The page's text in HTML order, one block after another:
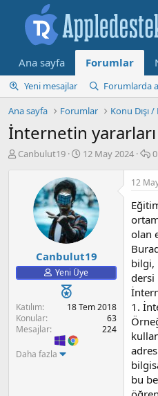
Ana sayfa Forumlar
Yeni mesajlar
Forumlarda
Ana sayfa
Forumlar Konu Dışı
İnternetin yararları
K
ş
l
t
a
n
Canbulut19
B
l
a
n
g
ı
ç
t
a
i
12 May 2024
M
s
a
j
0
Canbulut19
Yeni Üye
Katılım
18 Tem 2018
Konular
63
Mesajlar
224
Daha fazla
12
olan
bilgi,
dersi
1.
bu